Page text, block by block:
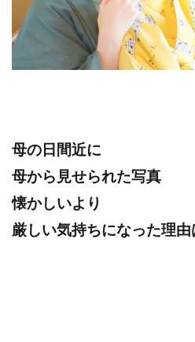
母の日間近に
母から見せられた写真
懐かしいより
厳しい気持ちになった理由